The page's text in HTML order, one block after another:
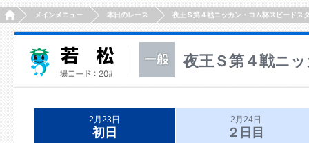
HOMEメインメニュー 本日のレース 夜王Ｓ第４戦ニッカン・コム杯スピードス
夜王Ｓ第４戦ニ
2月23日
初日
2月24日
２日目